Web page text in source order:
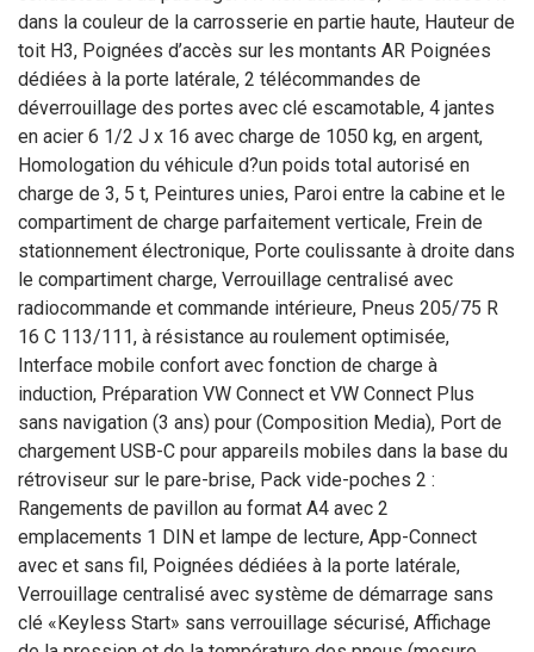
dans la couleur de la carrosserie en partie haute, Hauteur de
toit H3, Poignées d’accès sur les montants AR Poignées
dédiées à la porte latérale, 2 télécommandes de
déverrouillage des portes avec clé escamotable, 4 jantes
en acier 6 1/2 J x 16 avec charge de 1050 kg, en argent,
Homologation du véhicule d?un poids total autorisé en
charge de 3, 5 t, Peintures unies, Paroi entre la cabine et le
compartiment de charge parfaitement verticale, Frein de
stationnement électronique, Porte coulissante à droite dans
le compartiment charge, Verrouillage centralisé avec
radiocommande et commande intérieure, Pneus 205/75 R
16 C 113/111, à résistance au roulement optimisée,
Interface mobile confort avec fonction de charge à
induction, Préparation VW Connect et VW Connect Plus
sans navigation (3 ans) pour (Composition Media), Port de
chargement USB-C pour appareils mobiles dans la base du
rétroviseur sur le pare-brise, Pack vide-poches 2 :
Rangements de pavillon au format A4 avec 2
emplacements 1 DIN et lampe de lecture, App-Connect
avec et sans fil, Poignées dédiées à la porte latérale,
Verrouillage centralisé avec système de démarrage sans
clé «Keyless Start» sans verrouillage sécurisé, Affichage